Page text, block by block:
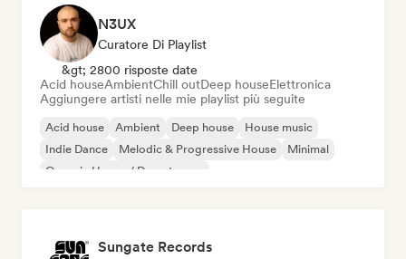
N3UX
Curatore Di Playlist
&gt; 2800 risposte date
Acid houseAmbientChill outDeep houseElettronica
Aggiungere artisti nelle mie playlist più seguite
Acid house Ambient Deep house
House music
Indie Dance
Melodic & Progressive House
Minimal
Organic House / Downtempo
Sungate Records